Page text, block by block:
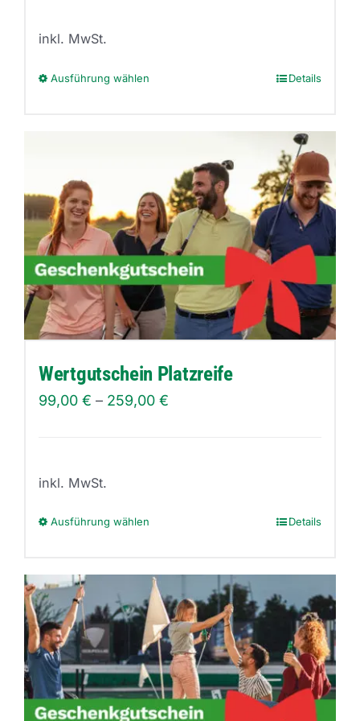
inkl. MwSt.
Ausführung wählen
mehrere
Varianten
auf.
Die
Optionen
können
auf
der
Produktseite
gewählt
Details
Wertgutschein Platzreife
99,00 € – 259,00 €
inkl. MwSt.
Ausführung wählen
weist
mehrere
Varianten
auf.
Die
Optionen
Details